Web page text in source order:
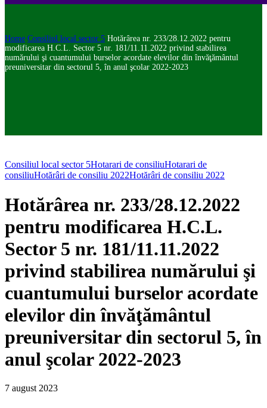
Home Consiliul local sector 5 Hotărârea nr. 233/28.12.2022 pentru
modificarea H.C.L. Sector 5 nr. 181/11.11.2022 privind stabilirea
numărului şi cuantumului burselor acordate elevilor din învăţământul
preuniversitar din sectorul 5, în anul şcolar 2022-2023
Consiliul local sector 5Hotarari de consiliuHotarari de
consiliuHotărâri de consiliu 2022Hotărâri de consiliu 2022
Hotărârea nr. 233/28.12.2022
pentru modificarea H.C.L.
Sector 5 nr. 181/11.11.2022
privind stabilirea numărului şi
cuantumului burselor acordate
elevilor din învăţământul
preuniversitar din sectorul 5, în
anul şcolar 2022-2023
7 august 2023